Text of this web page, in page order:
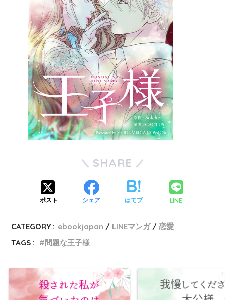
SHARE
ポスト シェア はてブ LINE
CATEGORY : ebookjapan LINEマンガ
恋愛
TAGS :
問題な王子様